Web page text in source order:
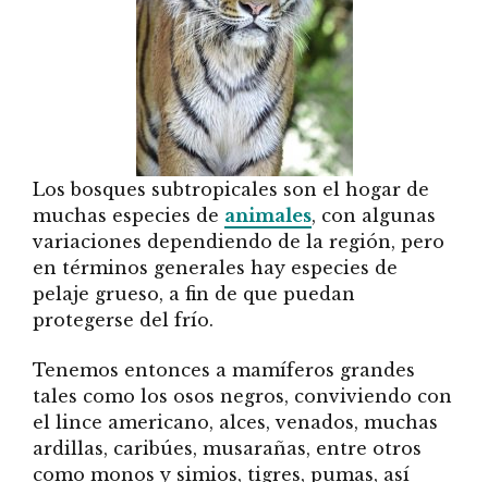
Los bosques subtropicales son el hogar de
muchas especies de animales, con algunas
variaciones dependiendo de la región, pero
en términos generales hay especies de
pelaje grueso, a fin de que puedan
protegerse del frío.
Tenemos entonces a mamíferos grandes
tales como los osos negros, conviviendo con
el lince americano, alces, venados, muchas
ardillas, caribúes, musarañas, entre otros
como monos y simios, tigres, pumas, así